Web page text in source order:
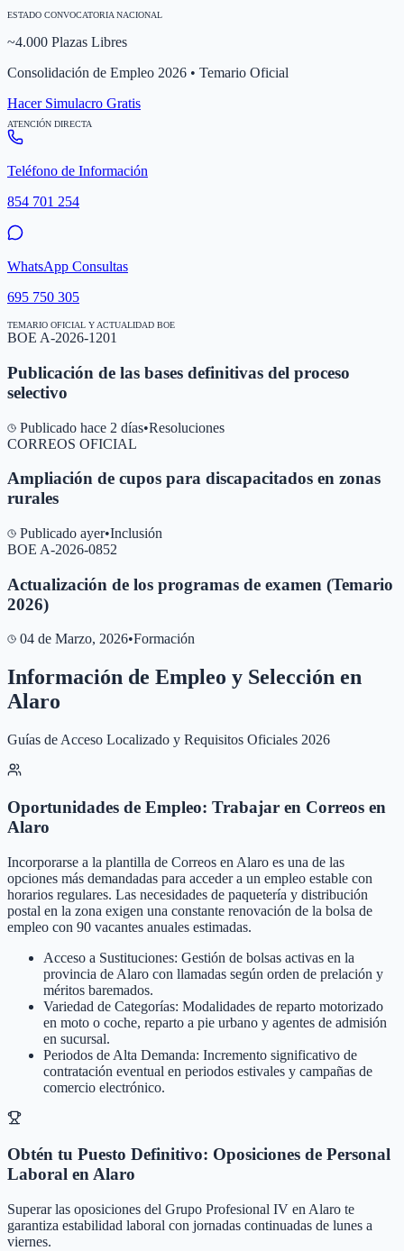
ESTADO CONVOCATORIA NACIONAL
~4.000 Plazas Libres
Consolidación de Empleo 2026 • Temario Oficial
Hacer Simulacro Gratis
ATENCIÓN DIRECTA
Teléfono de Información
854 701 254
WhatsApp Consultas
695 750 305
TEMARIO OFICIAL Y ACTUALIDAD BOE
BOE A-2026-1201
Publicación de las bases definitivas del proceso
selectivo
Publicado hace 2 días•Resoluciones
CORREOS OFICIAL
Ampliación de cupos para discapacitados en zonas
rurales
Publicado ayer•Inclusión
BOE A-2026-0852
Actualización de los programas de examen (Temario
2026)
04 de Marzo, 2026•Formación
Información de Empleo y Selección en
Alaro
Guías de Acceso Localizado y Requisitos Oficiales 2026
Oportunidades de Empleo: Trabajar en Correos en
Alaro
Incorporarse a la plantilla de Correos en Alaro es una de las
opciones más demandadas para acceder a un empleo estable con
horarios regulares. Las necesidades de paquetería y distribución
postal en la zona exigen una constante renovación de la bolsa de
empleo con 90 vacantes anuales estimadas.
Acceso a Sustituciones: Gestión de bolsas activas en la
provincia de Alaro con llamadas según orden de prelación y
méritos baremados.
Variedad de Categorías: Modalidades de reparto motorizado
en moto o coche, reparto a pie urbano y agentes de admisión
en sucursal.
Periodos de Alta Demanda: Incremento significativo de
contratación eventual en periodos estivales y campañas de
comercio electrónico.
Obtén tu Puesto Definitivo: Oposiciones de Personal
Laboral en Alaro
Superar las oposiciones del Grupo Profesional IV en Alaro te
garantiza estabilidad laboral con jornadas continuadas de lunes a
viernes.